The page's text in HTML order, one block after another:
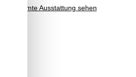
Gesamte Ausstattung sehen